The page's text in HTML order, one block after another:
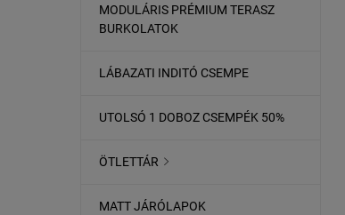
MODULÁRIS PRÉMIUM TERASZ
BURKOLATOK
LÁBAZATI INDITÓ CSEMPE
UTOLSÓ 1 DOBOZ CSEMPÉK 50%
ÖTLETTÁR 
MATT JÁRÓLAPOK